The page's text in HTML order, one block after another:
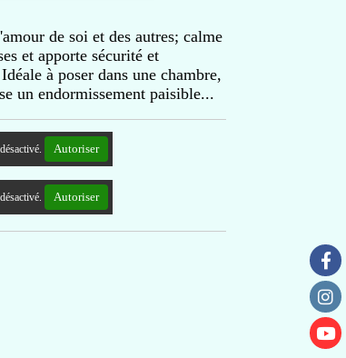
de soi et des autres; calme
et apporte sécurité et
à poser dans une chambre,
un endormissement paisible...
Autoriser
Autoriser